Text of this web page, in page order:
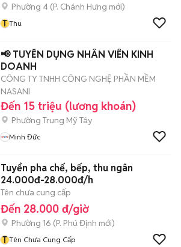
Phường 4 (P. Chánh Hưng mới)
T Thu
📢 TUYỂN DỤNG NHÂN VIÊN KINH
DOANH
CÔNG TY TNHH CÔNG NGHỆ PHẦN MỀM
NASANI
Đến 15 triệu (lương khoán)
Phường Trung Mỹ Tây
Minh Đức
Tuyển pha chế, bếp, thu ngân
24.000đ-28.000đ/h
Tên chưa cung cấp
Đến 28.000 đ/giờ
Phường 16 (P. Phú Định mới)
T Tên Chưa Cung Cấp